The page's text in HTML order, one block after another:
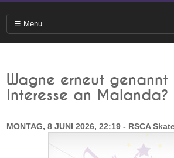
Wagne erneut genannt
Interesse an Malanda?
MONTAG, 8 JUNI 2026, 22:19 - RSCA